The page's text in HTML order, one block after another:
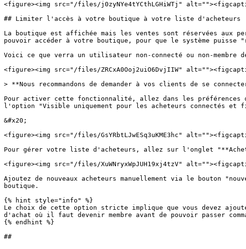
<figure><img src="/files/j0zyNYe4tYCthLGHiWTj"
## Limiter l'accès à votre boutique à votre liste d'acheteurs
La boutique est affichée mais les ventes sont réservées aux
pouvoir accéder à votre boutique, pour que le système
Voici ce que verra un utilisateur non-connecté ou non-
<figure><img src="/files/ZRCxA0Ooj2uiO6DvjIIW"
> **Nous recommandons de demander à vos clients de se
Pour activer cette fonctionnalité, allez dans les préférences
l'option "Visible uniquement pour les acheteurs connectés
&#x20;
<figure><img src="/files/GsYRbtLJwESq3uKME3hc"
Pour gérer votre liste d'acheteurs, allez sur l'onglet
<figure><img src="/files/XuWNryxWpJUH19xj4tzV"
Ajoutez de nouveaux acheteurs manuellement via le bouton
boutique.
{% hint style="info" %}
Le choix de cette option stricte implique que vous devez
d'achat où il faut devenir membre avant de pouvoir passer
{% endhint %}